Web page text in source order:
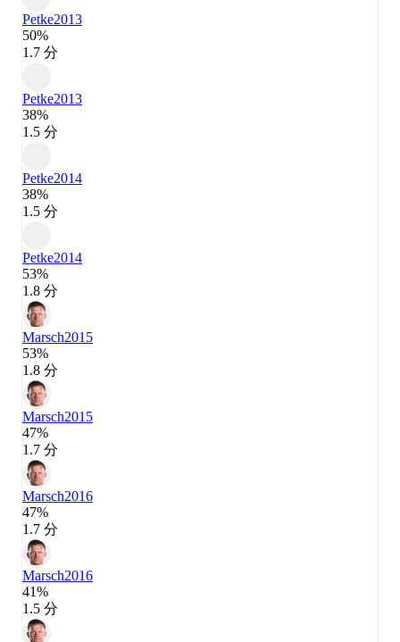
Petke2013
50%
1.7 分
Petke2013
38%
1.5 分
Petke2014
38%
1.5 分
Petke2014
53%
1.8 分
Marsch2015
53%
1.8 分
Marsch2015
47%
1.7 分
Marsch2016
47%
1.7 分
Marsch2016
41%
1.5 分